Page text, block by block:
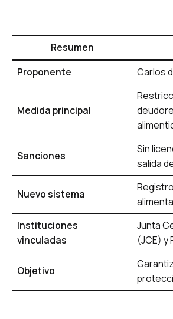
Resumen
Proponente
Carlos
Medida principal
Sanciones
Sin
salida
Nuevo sistema
Instituciones
vinculadas
Junta
(JCE) y
Objetivo